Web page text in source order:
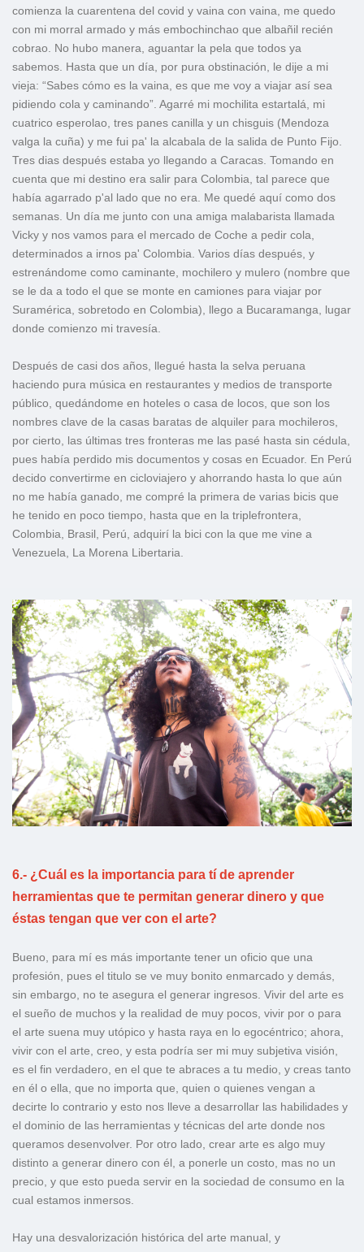
comienza la cuarentena del covid y vaina con vaina, me quedo
con mi morral armado y más embochinchao que albañil recién
cobrao. No hubo manera, aguantar la pela que todos ya
sabemos. Hasta que un día, por pura obstinación, le dije a mi
vieja: “Sabes cómo es la vaina, es que me voy a viajar así sea
pidiendo cola y caminando”. Agarré mi mochilita estartalá, mi
cuatrico esperolao, tres panes canilla y un chisguis (Mendoza
valga la cuña) y me fui pa' la alcabala de la salida de Punto Fijo.
Tres dias después estaba yo llegando a Caracas. Tomando en
cuenta que mi destino era salir para Colombia, tal parece que
había agarrado p'al lado que no era. Me quedé aquí como dos
semanas. Un día me junto con una amiga malabarista llamada
Vicky y nos vamos para el mercado de Coche a pedir cola,
determinados a irnos pa' Colombia. Varios días después, y
estrenándome como caminante, mochilero y mulero (nombre que
se le da a todo el que se monte en camiones para viajar por
Suramérica, sobretodo en Colombia), llego a Bucaramanga, lugar
donde comienzo mi travesía.
Después de casi dos años, llegué hasta la selva peruana
haciendo pura música en restaurantes y medios de transporte
público, quedándome en hoteles o casa de locos, que son los
nombres clave de la casas baratas de alquiler para mochileros,
por cierto, las últimas tres fronteras me las pasé hasta sin cédula,
pues había perdido mis documentos y cosas en Ecuador. En Perú
decido convertirme en cicloviajero y ahorrando hasta lo que aún
no me había ganado, me compré la primera de varias bicis que
he tenido en poco tiempo, hasta que en la triplefrontera,
Colombia, Brasil, Perú, adquirí la bici con la que me vine a
Venezuela, La Morena Libertaria.
6.- ¿Cuál es la importancia para tí de aprender
herramientas que te permitan generar dinero y que
éstas tengan que ver con el arte?
Bueno, para mí es más importante tener un oficio que una
profesión, pues el titulo se ve muy bonito enmarcado y demás,
sin embargo, no te asegura el generar ingresos. Vivir del arte es
el sueño de muchos y la realidad de muy pocos, vivir por o para
el arte suena muy utópico y hasta raya en lo egocéntrico; ahora,
vivir con el arte, creo, y esta podría ser mi muy subjetiva visión,
es el fin verdadero, en el que te abraces a tu medio, y creas tanto
en él o ella, que no importa que, quien o quienes vengan a
decirte lo contrario y esto nos lleve a desarrollar las habilidades y
el dominio de las herramientas y técnicas del arte donde nos
queramos desenvolver. Por otro lado, crear arte es algo muy
distinto a generar dinero con él, a ponerle un costo, mas no un
precio, y que esto pueda servir en la sociedad de consumo en la
cual estamos inmersos.
Hay una desvalorización histórica del arte manual, y